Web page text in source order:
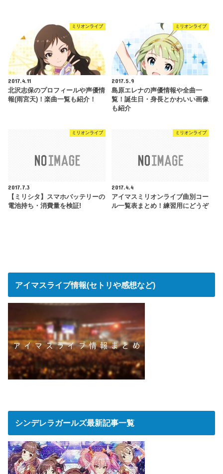
ミリオンライブ
2017.4.11
北沢志保のプロフィールや声優情
報(雨宮天)！楽曲一覧も紹介！
ミリオンライブ
2017.5.9
島原エレナの声優情報や全曲一
覧！誕生日・身長とかわいい画像
も紹介
ミリオンライブ
2017.7.3
【ミリシタ】スマホバッテリーの
電池持ち・消費量を検証!
ミリオンライブ
2017.4.4
アイマスミリオンライブ曲別コー
ル一覧表まとめ！練習用にどうぞ
アイマスライブ情報(セトリや感想など)
シンデレラガールズ最新記事一覧